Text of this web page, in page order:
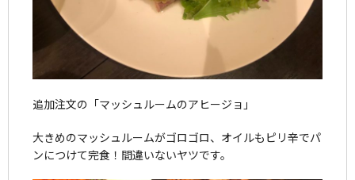
追加注文の「マッシュルームのアヒージョ」
大きめのマッシュルームがゴロゴロ、オイルもピリ辛でパ
ンにつけて完食！間違いないヤツです。